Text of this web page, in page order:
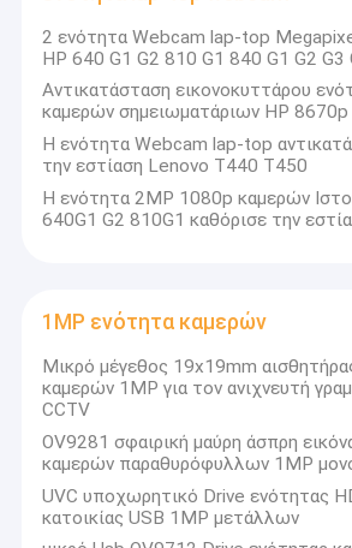
Ενότητα καμερών ενδοσκοπίων
Διπλή ενότητα καμερών φακών
Ενότητα καμερών αναγνώρισης
ενότητα lap-top webcam
2MP ενότητα καμερών
5MP ενότητα καμερών
13MP ενότητα καμερών
Οθόνη Μονούλης Καμερας
2 ενότητα Webcam lap-top
HP 640 G1 G2 810 G1 840 G1 G2 G3
Αντικατάσταση εικονοκυττάρου
καμερών σημειωματάριων HP
Η ενότητα Webcam lap-top
την εστίαση Lenovo T440 T450
Η ενότητα 2MP 1080p καμερών
640G1 G2 810G1 καθόρισε την
1MP ενότητα καμερών
Μικρό μέγεθος 19x19mm
καμερών 1MP για τον ανιχνευτή
CCTV
OV9281 σφαιρική μαύρη άσπρη
καμερών παραθυρόφυλλων 1MP
UVC υποχωρητικό Drive ενότητας
κατοικίας USB 1MP μετάλλων